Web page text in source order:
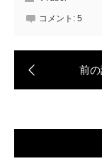
コメント: 5